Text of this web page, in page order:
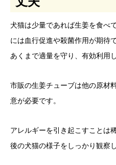
犬猫は少量であれば生姜を食べ
には血行促進や殺菌作用が期待
あくまで適量を守り、有効利用
市販の生姜チューブは他の原材
意が必要です。
アレルギーを引き起こすことは
後の犬猫の様子をしっかり観察